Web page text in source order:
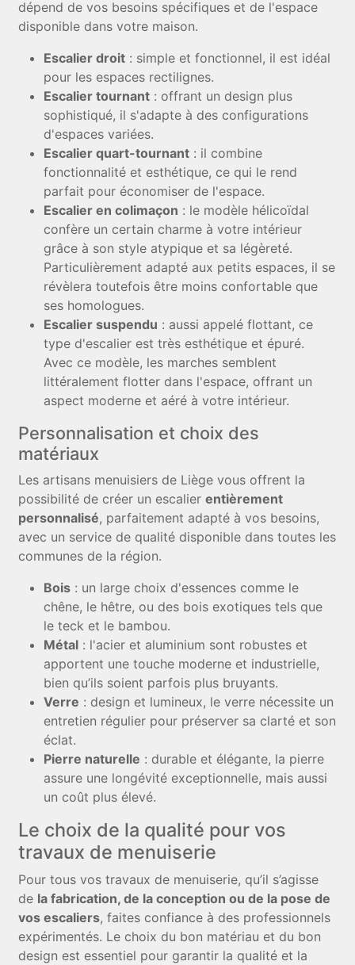
dépend de vos besoins spécifiques et de l'espace
disponible dans votre maison.
Escalier droit : simple et fonctionnel, il est idéal
pour les espaces rectilignes.
Escalier tournant : offrant un design plus
sophistiqué, il s'adapte à des configurations
d'espaces variées.
Escalier quart-tournant : il combine
fonctionnalité et esthétique, ce qui le rend
parfait pour économiser de l'espace.
Escalier en colimaçon : le modèle hélicoïdal
confère un certain charme à votre intérieur
grâce à son style atypique et sa légèreté.
Particulièrement adapté aux petits espaces, il se
révèlera toutefois être moins confortable que
ses homologues.
Escalier suspendu : aussi appelé flottant, ce
type d'escalier est très esthétique et épuré.
Avec ce modèle, les marches semblent
littéralement flotter dans l'espace, offrant un
aspect moderne et aéré à votre intérieur.
Personnalisation et choix des
matériaux
Les artisans menuisiers de Liège vous offrent la
possibilité de créer un escalierentièrement
personnalisé, parfaitement adapté à vos besoins,
avec un service de qualité disponible dans toutes les
communes de la région.
Bois : un large choix d'essences comme le
chêne, le hêtre, ou des bois exotiques tels que
le teck et le bambou.
Métal : l'acier et aluminium sont robustes et
apportent une touche moderne et industrielle,
bien qu’ils soient parfois plus bruyants.
Verre : design et lumineux, le verre nécessite un
entretien régulier pour préserver sa clarté et son
éclat.
Pierre naturelle : durable et élégante, la pierre
assure une longévité exceptionnelle, mais aussi
un coût plus élevé.
Le choix de la qualité pour vos
travaux de menuiserie
Pour tous vos travaux de menuiserie, qu’il s’agisse
de la fabrication, de la conception ou de la pose de
vos escaliers, faites confiance à des professionnels
expérimentés. Le choix du bon matériau et du bon
design est essentiel pour garantir la qualité et la